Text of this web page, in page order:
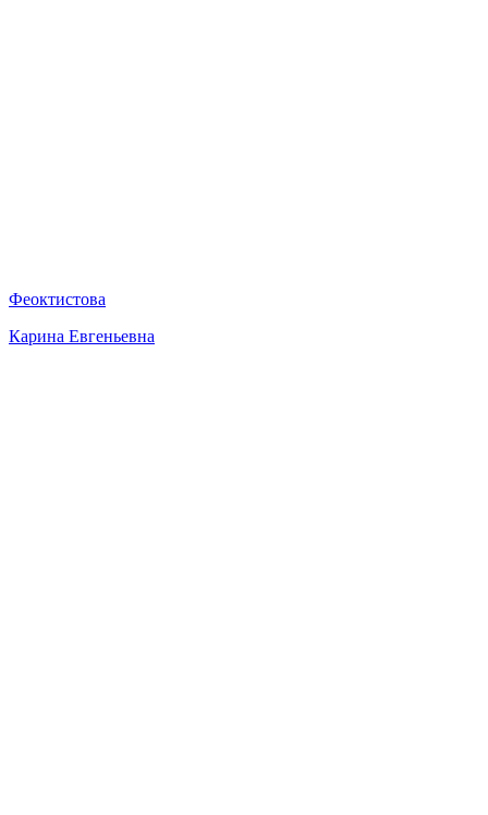
Феоктистова
Карина Евгеньевна